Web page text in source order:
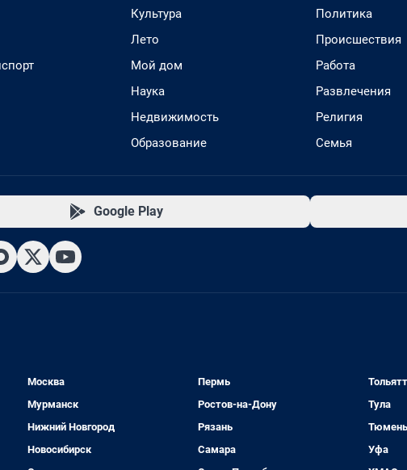
Культура
Лето
Мой дом
Наука
Недвижимость
Образование
Политика
Происшествия
Работа
Развлечения
Религия
Семья
Google Play
Москва
Мурманск
Нижний Новгород
Новосибирск
Пермь
Ростов-на-Дону
Рязань
Самара
Тула
Тюмень
Уфа